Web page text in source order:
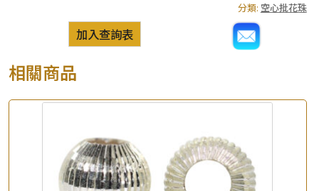
分類: 空心批花珠
加入查詢表
相關商品